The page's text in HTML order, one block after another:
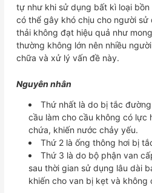
tự như khi sử dụng bất kì loại
có thể gây khó chịu cho người
thải không đạt hiệu quả như
thường không lớn nên nhiều
chữa và xử lý vấn đề này.
Nguyên nhân
Thứ nhất là do bị tắc
cầu làm cho cầu không có lực
chứa, khiến nước chảy yếu.
Thứ 2 là ống thông hơi bị
Thứ 3 là do bộ phận van
sau thời gian sử dụng lâu dài
khiến cho van bị kẹt và không